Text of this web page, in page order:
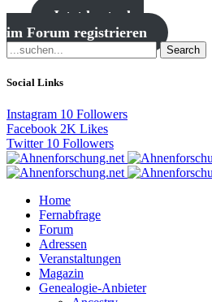
Jetzt kostenlos
im Forum registrieren
Search
Social Links
Instagram 10 Followers
Facebook 2K Likes
Twitter 10 Followers
Home
Fernabfrage
Forum
Adressen
Veranstaltungen
Magazin
Genealogie-Anbieter